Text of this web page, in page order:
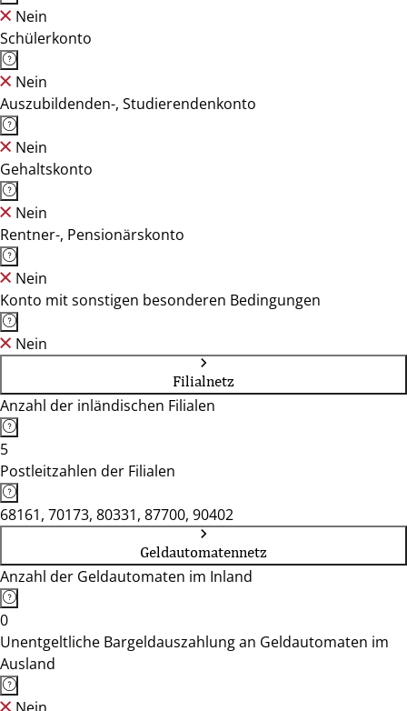
Nein
Schülerkonto
Nein
Auszubildenden-, Studierendenkonto
Nein
Gehaltskonto
Nein
Rentner-, Pensionärskonto
Nein
Konto mit sonstigen besonderen Bedingungen
Nein
Filialnetz
Anzahl der inländischen Filialen
5
Postleitzahlen der Filialen
68161, 70173, 80331, 87700, 90402
Geldautomatennetz
Anzahl der Geldautomaten im Inland
0
Unentgeltliche Bargeldauszahlung an Geldautomaten im
Ausland